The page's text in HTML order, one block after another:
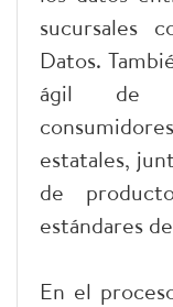
sucursales
Datos.
ágil de
estatales,
de
estándares
En el